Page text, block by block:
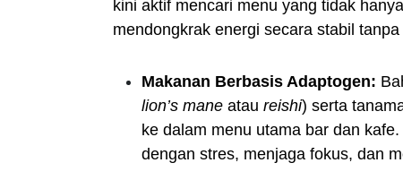
kini aktif mencari menu yang tidak
mendongkrak energi secara stabil
Makanan Berbasis Adaptogen:
lion’s mane atau reishi) serta
ke dalam menu utama bar dan
dengan stres, menjaga fokus, dan